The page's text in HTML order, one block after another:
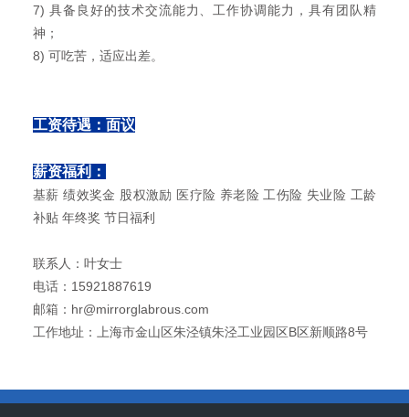
7) 具备良好的技术交流能力、工作协调能力，具有团队精
神；
8) 可吃苦，适应出差。
工资待遇：面议
薪资福利：
基薪 绩效奖金 股权激励 医疗险 养老险 工伤险 失业险 工龄
补贴 年终奖 节日福利
联系人：叶女士
电话：15921887619
邮箱：hr@mirrorglabrous.com
工作地址：上海市金山区朱泾镇朱泾工业园区B区新顺路8号